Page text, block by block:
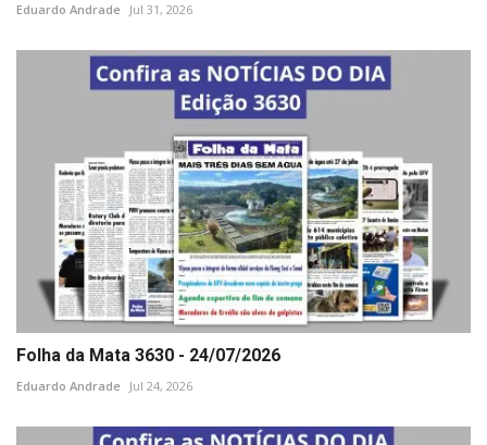
Eduardo Andrade Jul 31, 2026
Folha da Mata 3630 - 24/07/2026
Eduardo Andrade Jul 24, 2026